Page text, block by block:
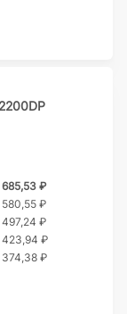
685,53 ₽
580,55 ₽
497,24 ₽
423,94 ₽
374,38 ₽